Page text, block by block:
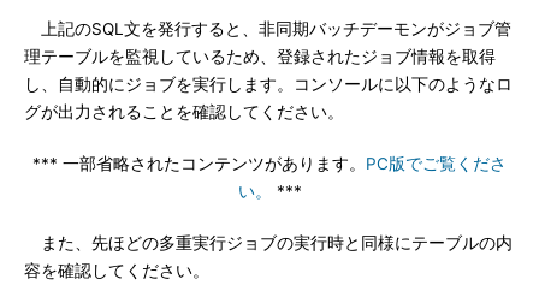
上記のSQL文を発行すると、非同期バッチデーモンがジョブ管
理テーブルを監視しているため、登録されたジョブ情報を取得
し、自動的にジョブを実行します。コンソールに以下のようなロ
グが出力されることを確認してください。
*** 一部省略されたコンテンツがあります。 PC版でご覧くださ
い。
***
また、先ほどの多重実行ジョブの実行時と同様にテーブルの内
容を確認してください。